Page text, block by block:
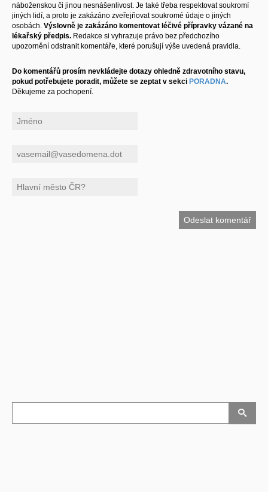
náboženskou či jinou nesnášenlivost. Je také třeba respektovat soukromí
jiných lidí, a proto je zakázáno zveřejňovat soukromé údaje o jiných
osobách. Výslovně je zakázáno komentovat léčivé přípravky vázané na
lékařský předpis. Redakce si vyhrazuje právo bez předchozího
upozornění odstranit komentáře, které porušují výše uvedená pravidla.
Do komentářů prosím nevkládejte dotazy ohledně zdravotního stavu,
pokud potřebujete poradit, můžete se zeptat v sekci PORADNA.
Děkujeme za pochopení.